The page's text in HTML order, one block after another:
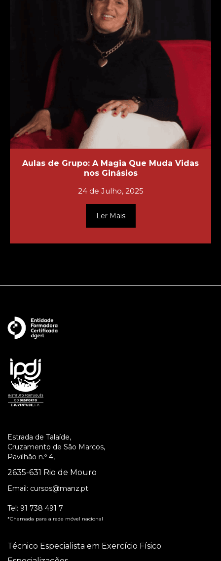
Aulas de Grupo: A Magia Que Muda Vidas
nos Ginásios
24 de Julho, 2025
Ler Mais
Estrada de Talaíde,
Cruzamento de São Marcos,
Pavilhão n.º 4,
2635-631 Rio de Mouro
Email: cursos@manz.pt
Tel: 91 738 491 7
*Chamada para a rede móvel nacional
Técnico Especialista em Exercício Físico